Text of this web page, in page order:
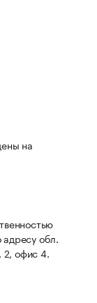
на
адресу обл.
2, офис 4.